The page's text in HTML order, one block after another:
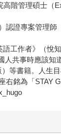
高階管理碩士（
認證專案管理師
工作者》（悅
人共事時應該知
等書籍。人生
右銘為「STAY